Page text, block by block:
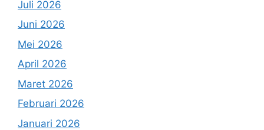
Juli 2026
Juni 2026
Mei 2026
April 2026
Maret 2026
Februari 2026
Januari 2026